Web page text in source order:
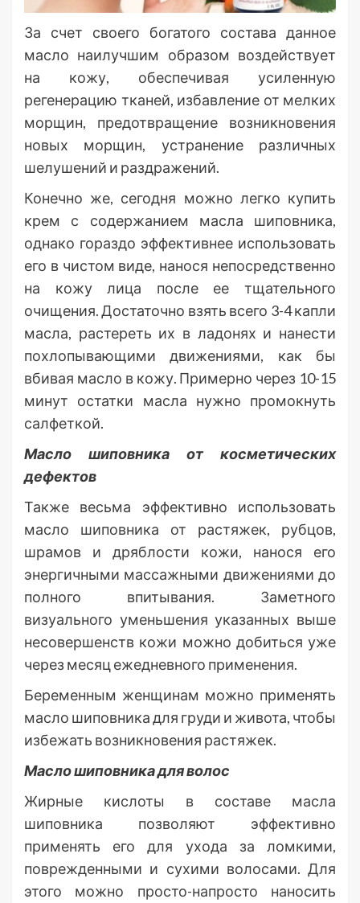
За счет своего богатого состава данное
масло наилучшим образом воздействует
на кожу, обеспечивая усиленную
регенерацию тканей, избавление от мелких
морщин, предотвращение возникновения
новых морщин, устранение различных
шелушений и раздражений.
Конечно же, сегодня можно легко купить
крем с содержанием масла шиповника,
однако гораздо эффективнее использовать
его в чистом виде, нанося непосредственно
на кожу лица после ее тщательного
очищения. Достаточно взять всего 3-4 капли
масла, растереть их в ладонях и нанести
похлопывающими движениями, как бы
вбивая масло в кожу. Примерно через 10-15
минут остатки масла нужно промокнуть
салфеткой.
Масло шиповника от косметических
дефектов
Также весьма эффективно использовать
масло шиповника от растяжек, рубцов,
шрамов и дряблости кожи, нанося его
энергичными массажными движениями до
полного впитывания. Заметного
визуального уменьшения указанных выше
несовершенств кожи можно добиться уже
через месяц ежедневного применения.
Беременным женщинам можно применять
масло шиповника для груди и живота, чтобы
избежать возникновения растяжек.
Масло шиповника для волос
Жирные кислоты в составе масла
шиповника позволяют эффективно
применять его для ухода за ломкими,
поврежденными и сухими волосами. Для
этого можно просто-напросто наносить